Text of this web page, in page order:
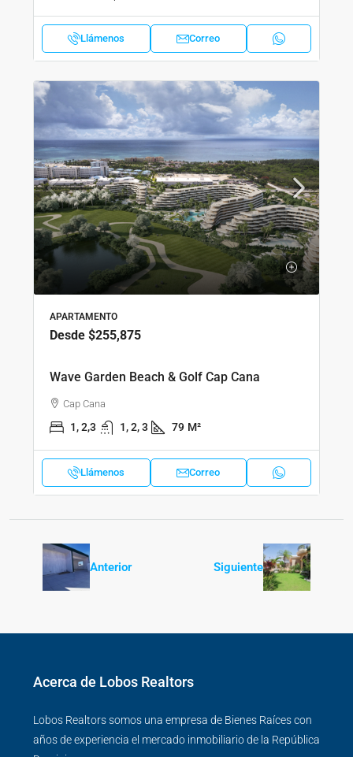
Llámenos Correo
APARTAMENTO
Desde $255,875
Wave Garden Beach & Golf Cap Cana
Cap Cana
1, 2,3 1, 2, 3 79 M²
Llámenos Correo
Anterior Siguiente
Acerca de Lobos Realtors
Lobos Realtors somos una empresa de Bienes Raíces con
años de experiencia el mercado inmobiliario de la República